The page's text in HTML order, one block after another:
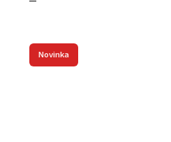
Novinka